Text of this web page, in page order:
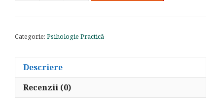
de
-
Categorie: Psihologie Practică
Descriere
Recenzii (0)